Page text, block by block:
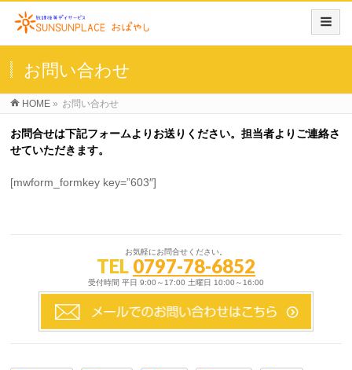
お問い合わせ
HOME » お問い合わせ
お問合せは下記フォームよりお送りください。担当者よりご連絡さ
せていただきます。
[mwform_formkey key=”603″]
お気軽にお問合せください。
TEL 0797-78-6852
受付時間 平日 9:00～17:00 土曜日 10:00～16:00